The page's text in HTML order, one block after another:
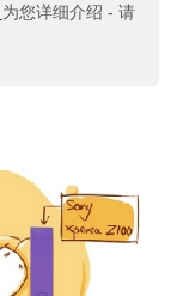
为您详细介绍 - 请